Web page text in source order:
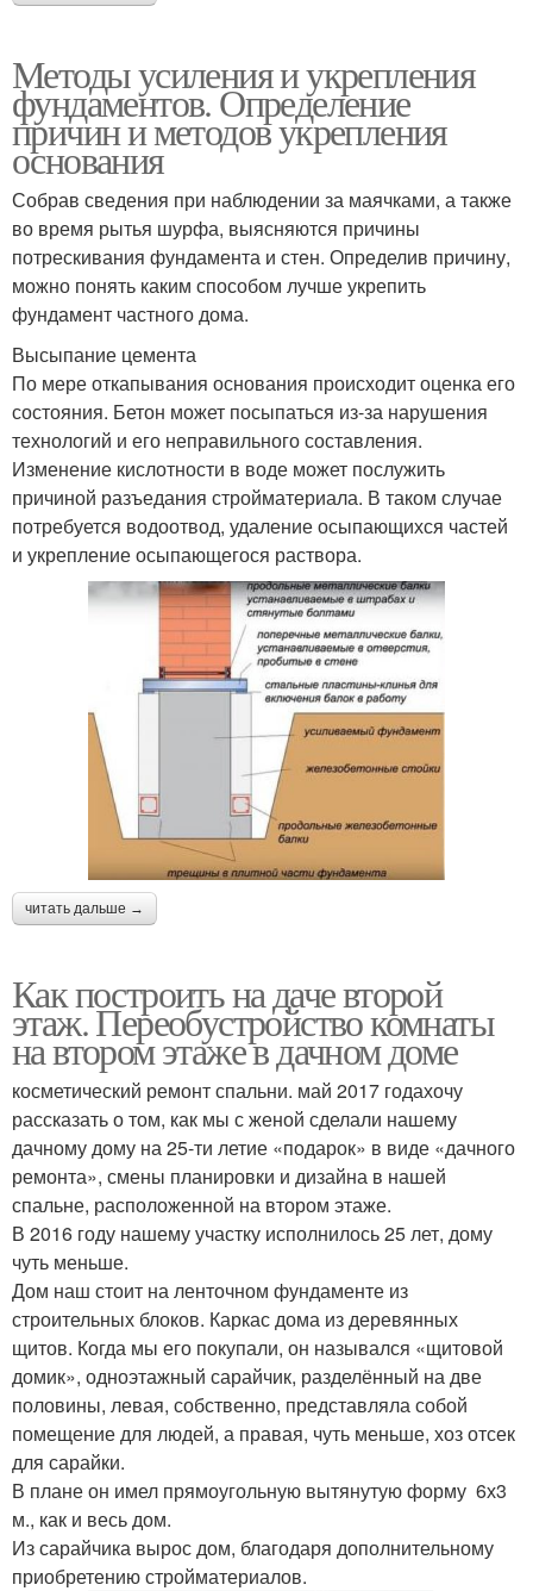
Методы усиления и укрепления
фундаментов. Определение
причин и методов укрепления
основания
Собрав сведения при наблюдении за маячками, а также
во время рытья шурфа, выясняются причины
потрескивания фундамента и стен. Определив причину,
можно понять каким способом лучше укрепить
фундамент частного дома.
Высыпание цемента
По мере откапывания основания происходит оценка его
состояния. Бетон может посыпаться из-за нарушения
технологий и его неправильного составления.
Изменение кислотности в воде может послужить
причиной разъедания стройматериала. В таком случае
потребуется водоотвод, удаление осыпающихся частей
и укрепление осыпающегося раствора.
читать дальше →
Как построить на даче второй
этаж. Переобустройство комнаты
на втором этаже в дачном доме
косметический ремонт спальни. май 2017 годахочу
рассказать о том, как мы с женой сделали нашему
дачному дому на 25-ти летие «подарок» в виде «дачного
ремонта», смены планировки и дизайна в нашей
спальне, расположенной на втором этаже.
В 2016 году нашему участку исполнилось 25 лет, дому
чуть меньше.
Дом наш стоит на ленточном фундаменте из
строительных блоков. Каркас дома из деревянных
щитов. Когда мы его покупали, он назывался «щитовой
домик», одноэтажный сарайчик, разделённый на две
половины, левая, собственно, представляла собой
помещение для людей, а правая, чуть меньше, хоз отсек
для сарайки.
В плане он имел прямоугольную вытянутую форму 6х3
м., как и весь дом.
Из сарайчика вырос дом, благодаря дополнительному
приобретению стройматериалов.